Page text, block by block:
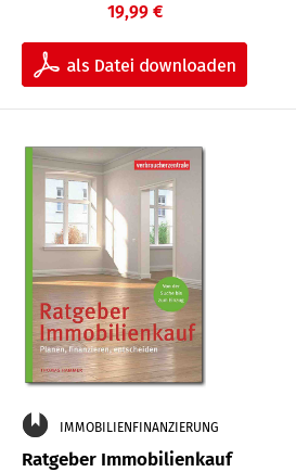
19,99 €
IMMOBILIENFINANZIERUNG
Ratgeber Immobilienkauf